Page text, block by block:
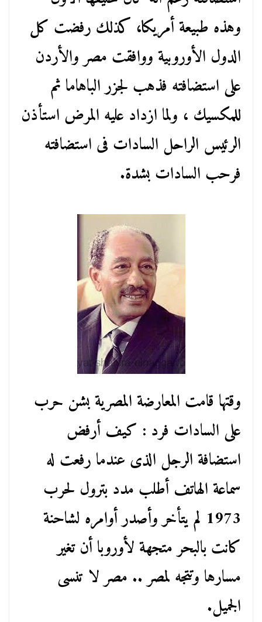
وهذه طبيعة أمريكا، كذلك رفضت كل
الدول الأوروبية ووافقت مصر والأردن
على استضافته فذهب لجزر الباهاما ثم
للمكسيك ، ولما ازداد عليه المرض استأذن
الرئيس الراحل السادات فى استضافته
فرحب السادات بشدة.
وقتها قامت المعارضة المصرية بشن حرب
على السادات فرد : كيف أرفض
استضافة الرجل الذى عندما رفعت له
سماعة الهاتف أطلب مدد بترول لحرب
1973 لم يتأخر وأصدر أوامره لشاحنة
كانت بالبحر متجهة لأوروبا أن تغير
مسارها وتتجه لمصر .. مصر لا تنسى
الجميل.